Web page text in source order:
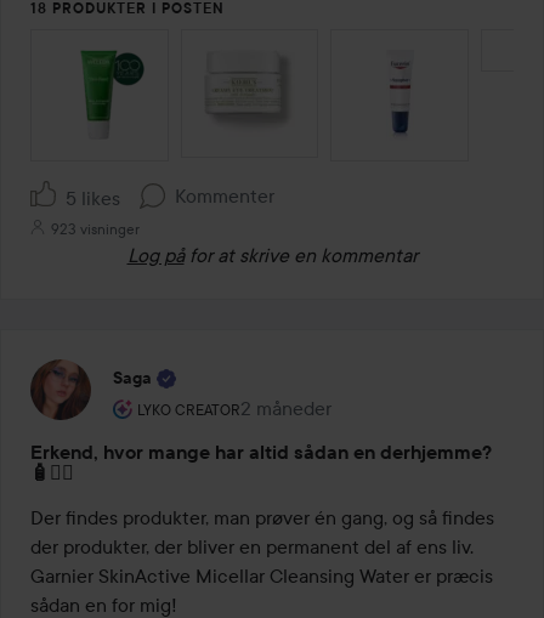
18 PRODUKTER I POSTEN
SPRING OVER SEKTIONEN
5 likes Kommenter
923 visninger
Log på for at skrive en kommentar
Saga
LYKO CREATOR
Brugerens rolle: Lyko Creator.
2 måneder
Posten blev oprettet 2 måneder
Erkend, hvor mange har altid sådan en derhjemme?
🧴🙋‍♀️
Der findes produkter, man prøver én gang, og så findes
der produkter, der bliver en permanent del af ens liv.
Garnier SkinActive Micellar Cleansing Water er præcis
sådan en for mig!